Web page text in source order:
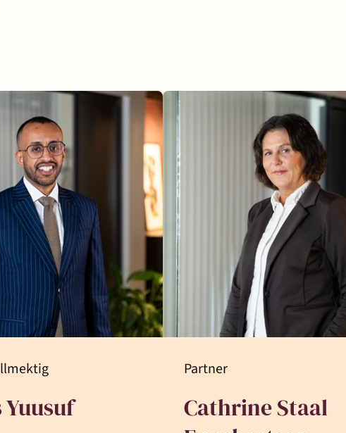
Yuusuf
Partner
Cathrine Staal